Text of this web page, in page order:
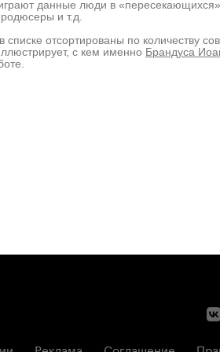
данные люди в
и т.д.
списке отсортированы по количеству
с кем именно Брандуса